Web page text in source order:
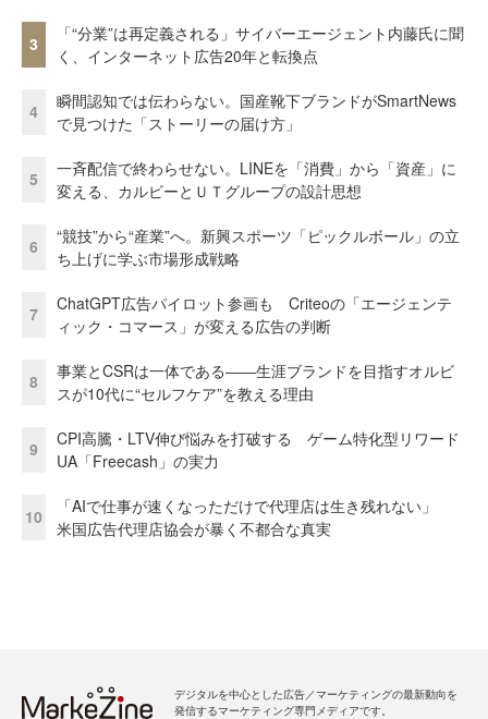
3
「“分業”は再定義される」サイバーエージェント内藤氏に聞
く、インターネット広告20年と転換点
4
瞬間認知では伝わらない。国産靴下ブランドがSmartNews
で見つけた「ストーリーの届け方」
5
一斉配信で終わらせない。LINEを「消費」から「資産」に
変える、カルビーとＵＴグループの設計思想
6
“競技”から“産業”へ。新興スポーツ「ピックルボール」の立
ち上げに学ぶ市場形成戦略
7
ChatGPT広告パイロット参画も Criteoの「エージェンテ
ィック・コマース」が変える広告の判断
8
事業とCSRは一体である――生涯ブランドを目指すオルビ
スが10代に“セルフケア”を教える理由
9
CPI高騰・LTV伸び悩みを打破する ゲーム特化型リワード
UA「Freecash」の実力
10
「AIで仕事が速くなっただけで代理店は生き残れない」
米国広告代理店協会が暴く不都合な真実
デジタルを中心とした広告／マーケティングの最新動向を
発信するマーケティング専門メディアです。